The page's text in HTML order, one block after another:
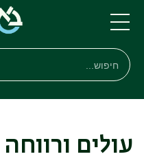
תפריטחיפוש
חיפוש
עולים ורווחה